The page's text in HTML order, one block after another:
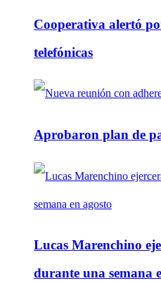
Cooperativa alertó
telefónicas
Aprobaron plan de
Lucas Marenchino
durante una semana